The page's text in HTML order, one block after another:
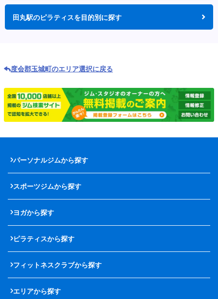
田丸駅のピラティスを目的別に探す
度会郡玉城町のエリア選択に戻る
パーソナルジムから探す
スポーツジムから探す
ヨガから探す
ピラティスから探す
フィットネスクラブから探す
エリアから探す